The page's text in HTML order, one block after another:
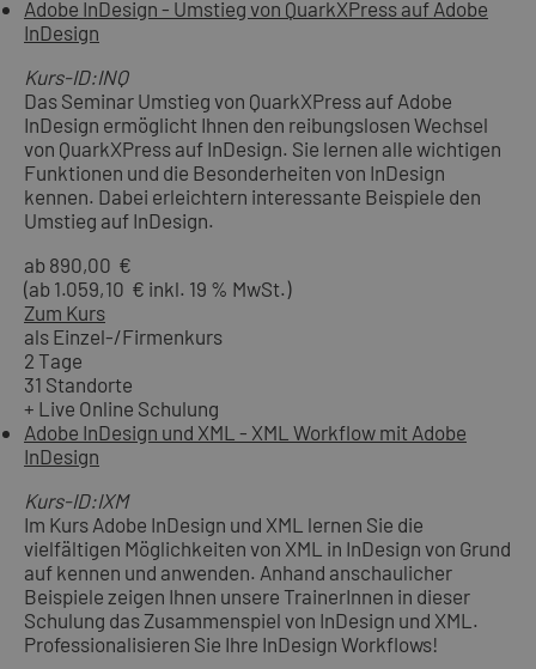
Adobe InDesign - Umstieg von QuarkXPress auf Adobe
InDesign
Kurs-ID:INQ
Das Seminar Umstieg von QuarkXPress auf Adobe
InDesign ermöglicht Ihnen den reibungslosen Wechsel
von QuarkXPress auf InDesign. Sie lernen alle wichtigen
Funktionen und die Besonderheiten von InDesign
kennen. Dabei erleichtern interessante Beispiele den
Umstieg auf InDesign.
ab 890,00 €
(ab 1.059,10 € inkl. 19 % MwSt.)
Zum Kurs
als Einzel-/Firmenkurs
2 Tage
31 Standorte
+ Live Online Schulung
Adobe InDesign und XML - XML Workflow mit Adobe
InDesign
Kurs-ID:IXM
Im Kurs Adobe InDesign und XML lernen Sie die
vielfältigen Möglichkeiten von XML in InDesign von Grund
auf kennen und anwenden. Anhand anschaulicher
Beispiele zeigen Ihnen unsere TrainerInnen in dieser
Schulung das Zusammenspiel von InDesign und XML.
Professionalisieren Sie Ihre InDesign Workflows!